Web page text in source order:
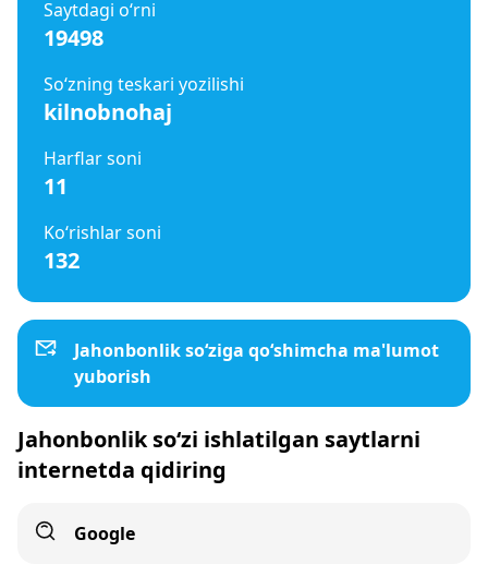
Saytdagi o‘rni
19498
So‘zning teskari yozilishi
kilnobnohaj
Harflar soni
11
Ko‘rishlar soni
132
Jahonbonlik so‘ziga qo‘shimcha ma'lumot
yuborish
Jahonbonlik so‘zi ishlatilgan saytlarni
internetda qidiring
Google